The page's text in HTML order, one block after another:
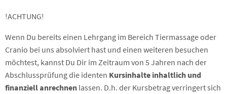
!ACHTUNG!
Wenn Du bereits einen Lehrgang im Bereich Tiermassage oder
Cranio bei uns absolviert hast und einen weiteren besuchen
möchtest, kannst Du Dir im Zeitraum von 5 Jahren nach der
Abschlussprüfung die identen Kursinhalte inhaltlich und
finanziell anrechnen lassen. D.h. der Kursbetrag verringert sich